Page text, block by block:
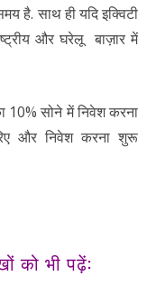
है. साथ ही यदि इक्विटी
और घरेलू बाज़ार में
10% सोने में निवेश करना
और निवेश करना शुरू
को भी पढ़ें: